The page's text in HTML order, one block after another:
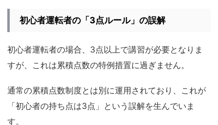
初心者運転者の「3点ルール」の誤解
初心者運転者の場合、3点以上で講習が必要となりま
すが、これは累積点数の特例措置に過ぎません。
通常の累積点数制度とは別に運用されており、これが
「初心者の持ち点は3点」という誤解を生んでいま
す。